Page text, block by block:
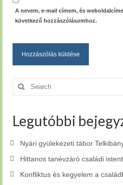
A nevem, e-mail címem, és
következő hozzászólásomhoz.
Search
for:
Legutóbbi
Nyári gyülekezeti tábor
Hittanos tanévzáró családi
Konfliktus és kegyelem a